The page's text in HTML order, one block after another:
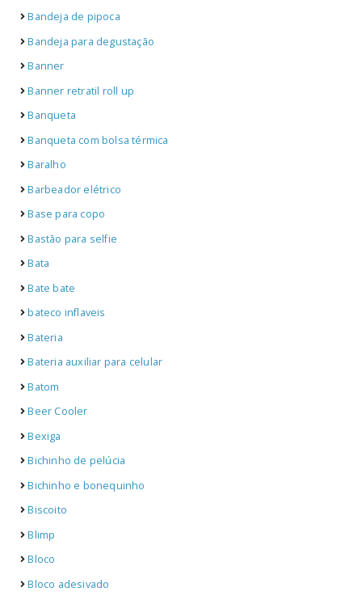
Bandeja de pipoca
Bandeja para degustação
Banner
Banner retratil roll up
Banqueta
Banqueta com bolsa térmica
Baralho
Barbeador elétrico
Base para copo
Bastão para selfie
Bata
Bate bate
bateco inflaveis
Bateria
Bateria auxiliar para celular
Batom
Beer Cooler
Bexiga
Bichinho de pelúcia
Bichinho e bonequinho
Biscoito
Blimp
Bloco
Bloco adesivado